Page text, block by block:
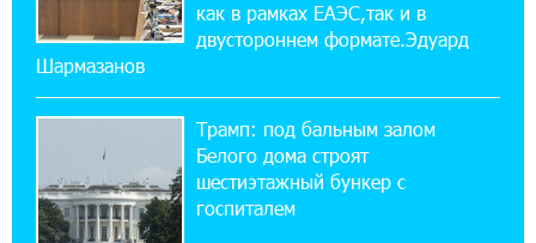
обратился к президенту страны с просьбой
содействовать освобождению армянских заключенных,
осужденных в Азербайджане
как в рамках ЕАЭС,так и в
двустороннем формате.Эдуард
Шармазанов
Трамп: под бальным залом
Белого дома строят
шестиэтажный бункер с
госпиталем